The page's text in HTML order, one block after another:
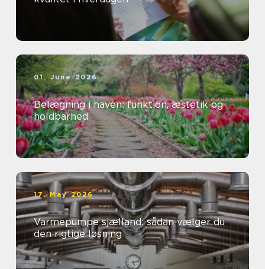
01. June 2026
Belægning i haven: funktion, æstetik og
holdbarhed
17. May 2026
Varmepumpe sjælland: sådan vælger du
den rigtige løsning